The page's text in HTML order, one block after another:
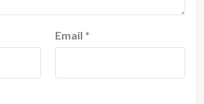
Email *